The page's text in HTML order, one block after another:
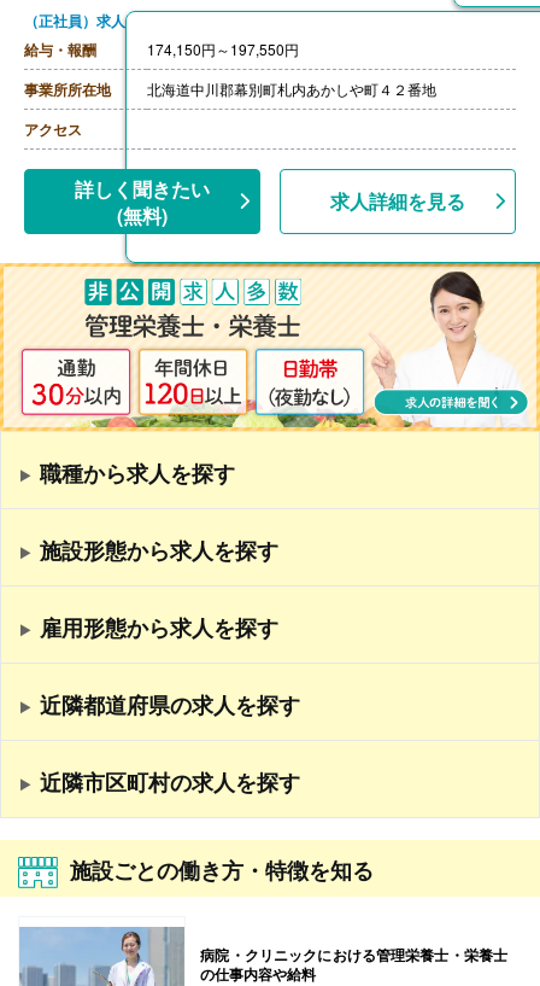
（正社員）求人
給与・報酬
174,150円～197,550円
事業所所在地 北海道中川郡幕別町札内あかしや町４２番地
アクセス
詳しく聞きたい
(無料)
求人詳細を見る
職種から求人を探す
施設形態から求人を探す
雇用形態から求人を探す
近隣都道府県の求人を探す
近隣市区町村の求人を探す
施設ごとの働き方・特徴を知る
病院・クリニックにおける管理栄養士・栄養士
の仕事内容や給料